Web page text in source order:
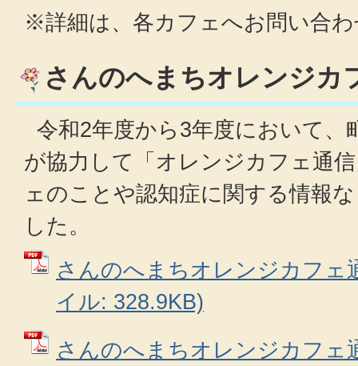
※詳細は、各カフェへお問い合
さんのへまちオレンジカ
令和2年度から3年度において、
が協力して「オレンジカフェ通
ェのことや認知症に関する情報
した。
さんのへまちオレンジカフェ
イル: 328.9KB)
さんのへまちオレンジカフェ